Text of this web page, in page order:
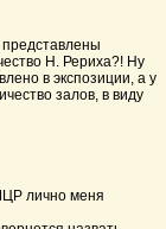
Н. Рериха?! Ну
в экспозиции, а у
залов, в виду
лично меня